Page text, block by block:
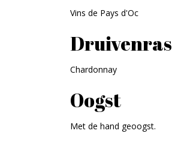
Vins de Pays d'Oc
Druivenras
Chardonnay
Oogst
Met de hand geoogst.